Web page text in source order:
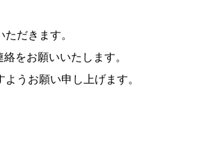
だきます。
をお願いいたします。
うお願い申し上げます。